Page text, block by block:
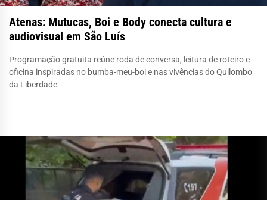
Atenas: Mutucas, Boi e Body conecta cultura e
audiovisual em São Luís
Programação gratuita reúne roda de conversa, leitura de roteiro e
oficina inspiradas no bumba-meu-boi e nas vivências do Quilombo
da Liberdade